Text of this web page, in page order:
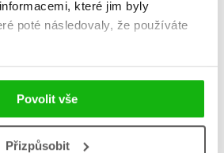
které jim byly
poté následovaly, že používáte
Povolit vše
Přizpůsobit
Život Vernona Subutexe 3
Virginie Despentes